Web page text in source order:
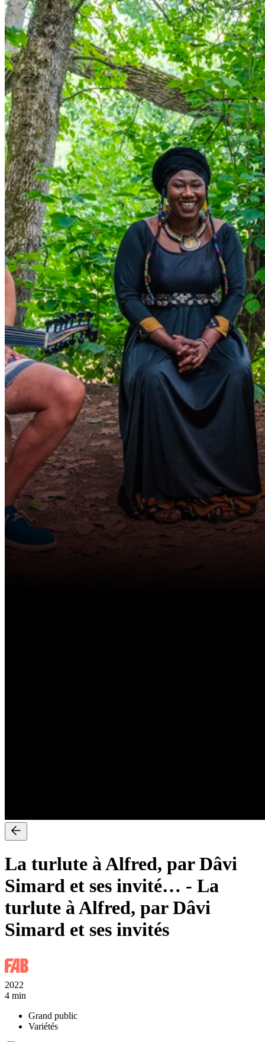
La turlute à Alfred, par Dâvi
Simard et ses invité… - La
turlute à Alfred, par Dâvi
Simard et ses invités
2022
4 min
Grand public
Variétés